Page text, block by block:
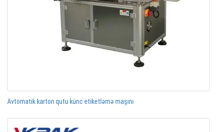
Avtomatik karton qutu künc etiketləmə maşını